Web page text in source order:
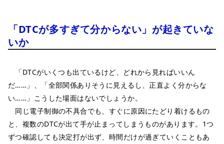
「DTCが多すぎて分からない」が起きていな
いか
「DTCがいくつも出ているけど、どれから見ればいいん
だ……」、「全部関係ありそうに見えるし、正直よく分からな
い……」こうした場面はないでしょうか。
同じ電子制御の不具合でも、すぐに原因にたどり着けるもの
と、複数のDTCが出て手が止まってしまうものがあります。1つ
ずつ確認しても決定打が出ず、時間だけが過ぎていくこともあ